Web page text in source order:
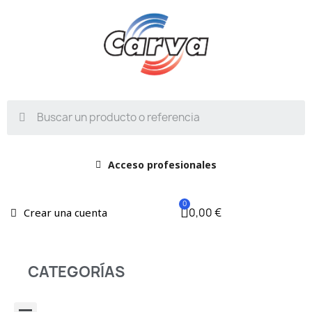
Acceso profesionales
Crear una cuenta 0,00 €
CATEGORÍAS